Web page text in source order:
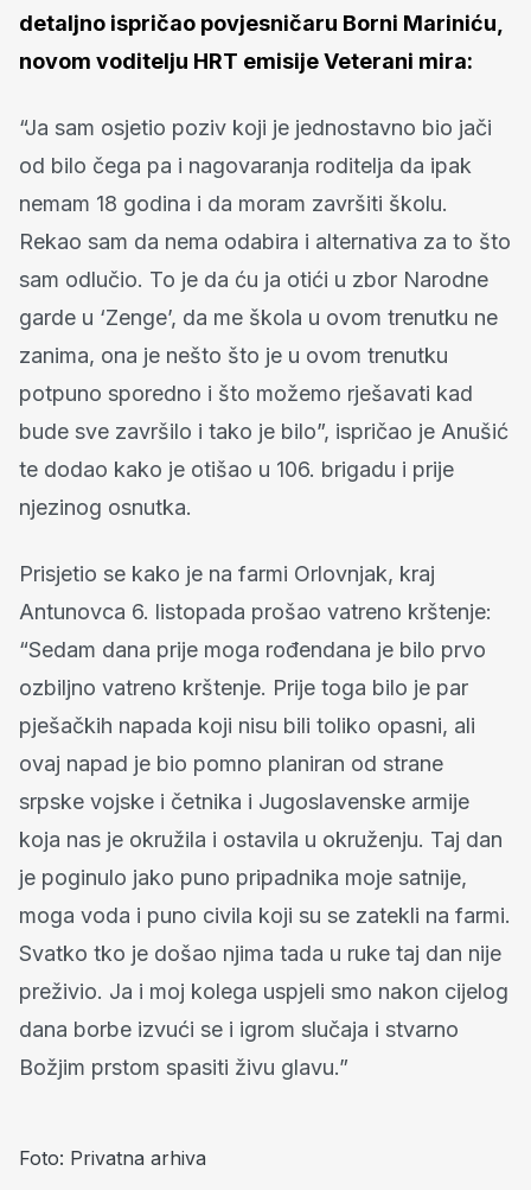
detaljno ispričao povjesničaru Borni Mariniću,
novom voditelju HRT emisije Veterani mira:
“Ja sam osjetio poziv koji je jednostavno bio jači
od bilo čega pa i nagovaranja roditelja da ipak
nemam 18 godina i da moram završiti školu.
Rekao sam da nema odabira i alternativa za to što
sam odlučio. To je da ću ja otići u zbor Narodne
garde u ‘Zenge’, da me škola u ovom trenutku ne
zanima, ona je nešto što je u ovom trenutku
potpuno sporedno i što možemo rješavati kad
bude sve završilo i tako je bilo”, ispričao je Anušić
te dodao kako je otišao u 106. brigadu i prije
njezinog osnutka.
Prisjetio se kako je na farmi Orlovnjak, kraj
Antunovca 6. listopada prošao vatreno krštenje:
“Sedam dana prije moga rođendana je bilo prvo
ozbiljno vatreno krštenje. Prije toga bilo je par
pješačkih napada koji nisu bili toliko opasni, ali
ovaj napad je bio pomno planiran od strane
srpske vojske i četnika i Jugoslavenske armije
koja nas je okružila i ostavila u okruženju. Taj dan
je poginulo jako puno pripadnika moje satnije,
moga voda i puno civila koji su se zatekli na farmi.
Svatko tko je došao njima tada u ruke taj dan nije
preživio. Ja i moj kolega uspjeli smo nakon cijelog
dana borbe izvući se i igrom slučaja i stvarno
Božjim prstom spasiti živu glavu.”
Foto: Privatna arhiva